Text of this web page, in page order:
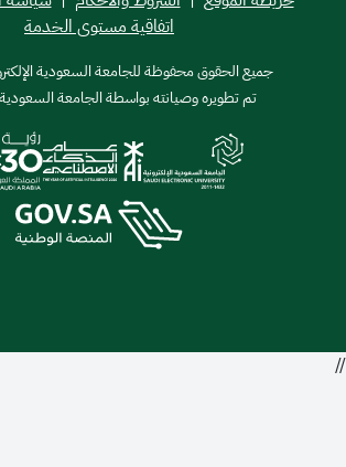
اتفاقية مستوى الخدمة
جميع الحقوق محفوظة للجامعة السعودية الإلكترونية © 2026
تم تطويره وصيانته بواسطة الجامعة السعودية الإلكترونية